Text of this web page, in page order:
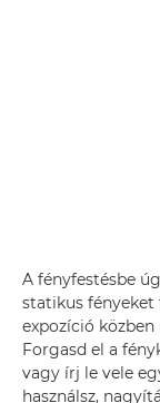
A fényfestésbe
statikus fényeket
expozíció
Forgasd el a
vagy írj le vele
használsz,